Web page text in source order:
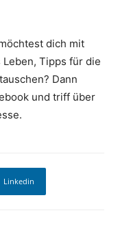
dich mit
Tipps für die
Dann
und triff über
Linkedin